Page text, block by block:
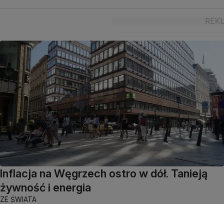
Inflacja na Węgrzech ostro w dół. Tanieją
żywność i energia
ZE ŚWIATA